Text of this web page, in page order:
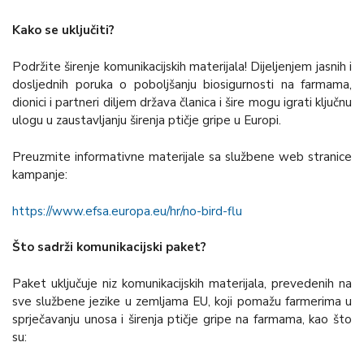
Kako se uključiti?
Podržite širenje komunikacijskih materijala! Dijeljenjem jasnih i
dosljednih poruka o poboljšanju biosigurnosti na farmama,
dionici i partneri diljem država članica i šire mogu igrati ključnu
ulogu u zaustavljanju širenja ptičje gripe u Europi.
Preuzmite informativne materijale sa službene web stranice
kampanje:
https://www.efsa.europa.eu/hr/no-bird-flu
Što sadrži komunikacijski paket?
Paket uključuje niz komunikacijskih materijala, prevedenih na
sve službene jezike u zemljama EU, koji pomažu farmerima u
sprječavanju unosa i širenja ptičje gripe na farmama, kao što
su: